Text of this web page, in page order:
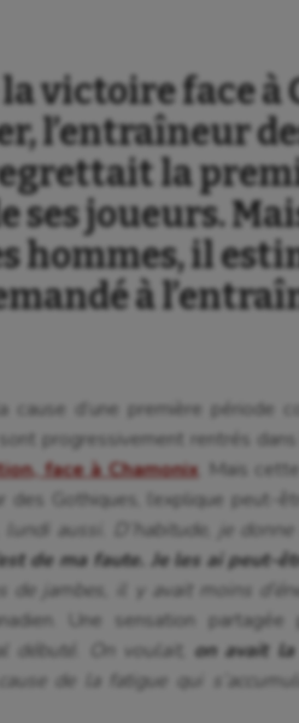
la victoire face
l’entraîneur
la
ses joueurs.
hommes, il
à
cause d’une première période
progressivement rentrés
face à Chamonix . Mais
des Gothiques, l’explique peut-
aussi. D’habitude, je
de ma faute. Je les ai peut-
jambes, il y avait moins
Une sensation
débuté. On voulait, on avait
de la fatigue qui